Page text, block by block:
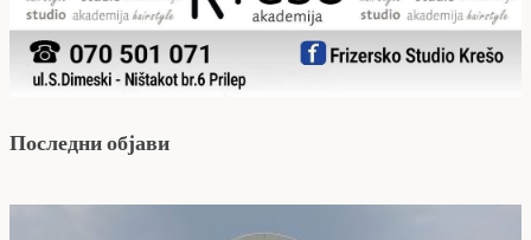
Последни објави